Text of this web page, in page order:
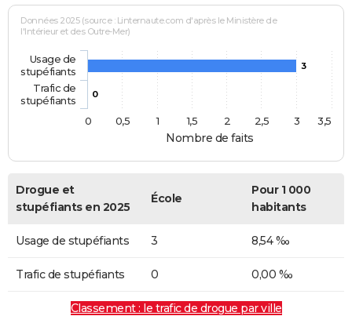
Nombre de faits
Données 2025 (source : Linternaute.com d'après le Ministère de
l'Intérieur et des Outre-Mer)
3
0
Usage de
stupéfiants
Trafic de
stupéfiants
0
0,5 1 1,5 2 2,5 3 3,5
Drogue et
stupéfiants en 2025
École
Pour 1 000
habitants
Usage de stupéfiants 3 8,54 ‰
Trafic de stupéfiants 0 0,00 ‰
Classement : le trafic de drogue par ville